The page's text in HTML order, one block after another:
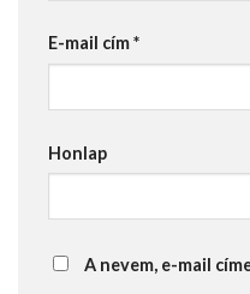
E-mail cím*
Honlap
A nevem, e-mail